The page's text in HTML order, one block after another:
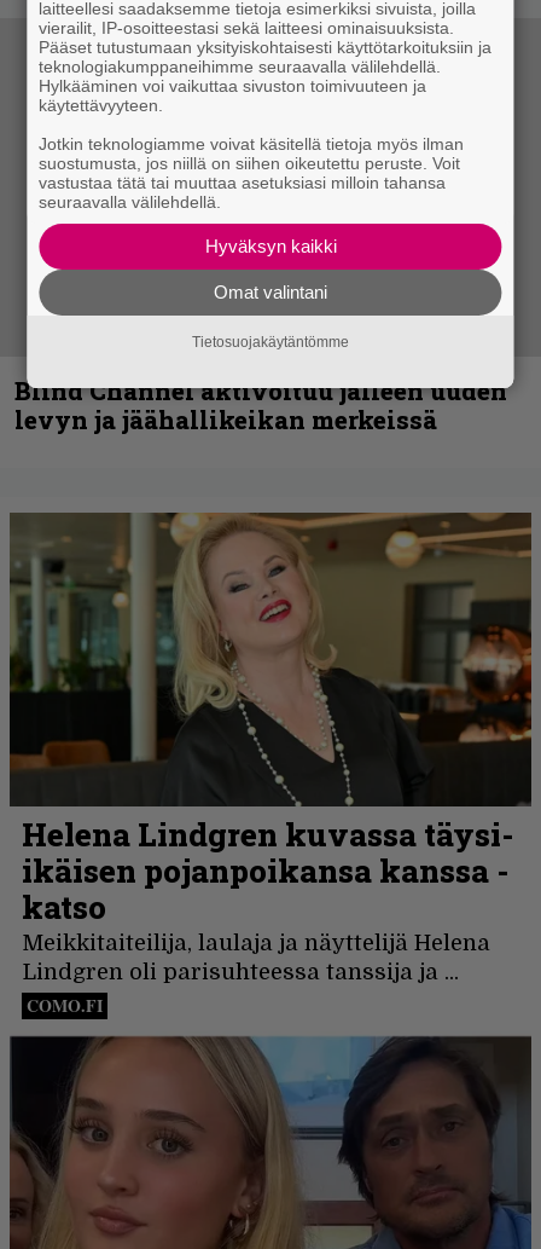
Blind Channel aktivoituu jälleen uuden
levyn ja jäähallikeikan merkeissä
laitteellesi saadaksemme tietoja esimerkiksi sivuista, joilla
vierailit, IP-osoitteestasi sekä laitteesi ominaisuuksista.
Pääset tutustumaan yksityiskohtaisesti käyttötarkoituksiin ja
teknologiakumppaneihimme seuraavalla välilehdellä.
Hylkääminen voi vaikuttaa sivuston toimivuuteen ja
käytettävyyteen.
Jotkin teknologiamme voivat käsitellä tietoja myös ilman
suostumusta, jos niillä on siihen oikeutettu peruste. Voit
vastustaa tätä tai muuttaa asetuksiasi milloin tahansa
seuraavalla välilehdellä.
Hyväksyn kaikki
Omat valintani
Tietosuojakäytäntömme